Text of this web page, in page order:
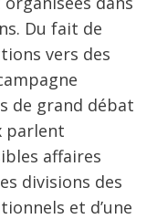
Du fait de
vers des
de grand débat
parlent
affaires
divisions des
et d’une